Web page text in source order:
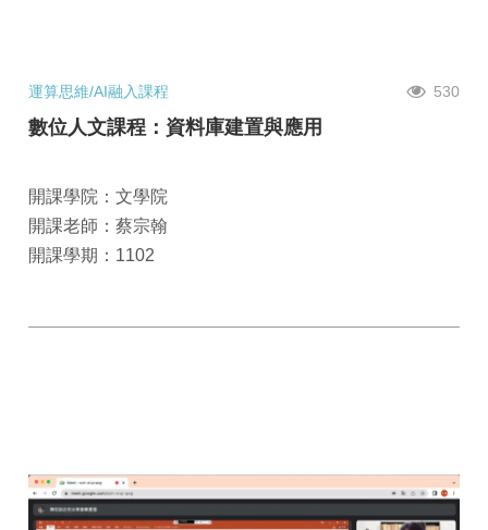
運算思維/AI融入課程 530
數位人文課程：資料庫建置與應用
開課學院：文學院
開課老師：蔡宗翰
開課學期：1102